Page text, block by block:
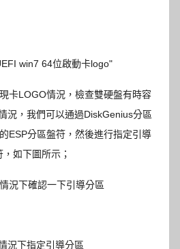
卡LOGO情況，檢查雙硬盤有時容
況，我們可以通過DiskGenius分區
ESP分區盤符，然後進行指定引導
，如下圖所示；